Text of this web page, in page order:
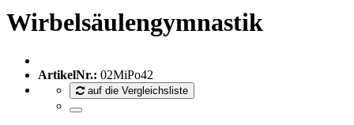
Wirbelsäulengymnastik
ArtikelNr.: 02MiPo42
auf die Vergleichsliste